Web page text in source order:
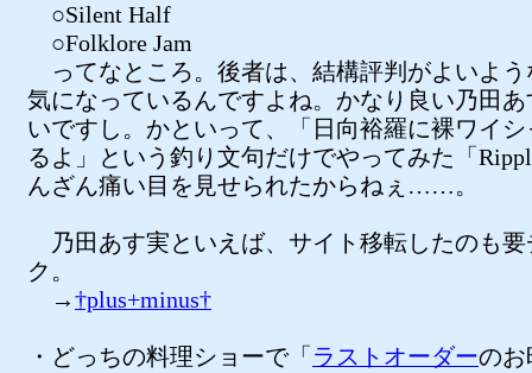
○Silent Half
○Folklore Jam
ってなところ。後者は、結構評判がよいよう
気になっているんですよね。かなり良い乃田
いですし。かといって、「日向裕羅に裸ワイ
るよ」という釣り文句だけでやってみた「
んざん痛い目を見せられたからねぇ……。
乃田あす実といえば、サイト移転したのも要
ク。
→†plus+minus†
・どっちの料理ショーで「 ラストオーダーのお